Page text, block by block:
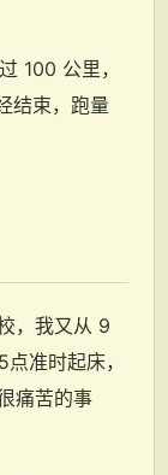
100 公里，
结束，跑量
，我又从 9
准时起床，
痛苦的事